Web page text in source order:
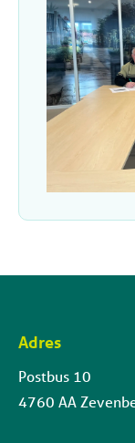
Adres
Postbus 10
4760 AA